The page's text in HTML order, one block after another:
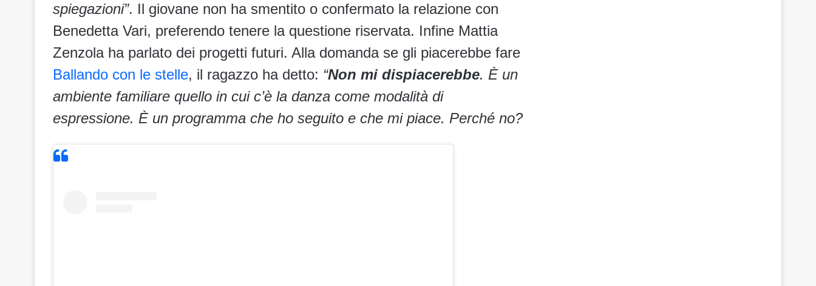
spiegazioni”. Il giovane non ha smentito o confermato la relazione con
Benedetta Vari, preferendo tenere la questione riservata. Infine Mattia
Zenzola ha parlato dei progetti futuri. Alla domanda se gli piacerebbe fare
Ballando con le stelle, il ragazzo ha detto: “Non mi dispiacerebbe. È un
ambiente familiare quello in cui c’è la danza come modalità di
espressione. È un programma che ho seguito e che mi piace. Perché no?